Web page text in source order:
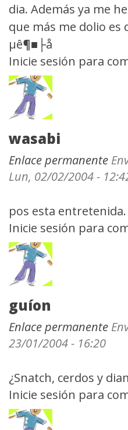
dia. Además ya me
que más me dolio es
µê¶■├å
Inicie sesión para
wasabi
Enlace permanente
Lun, 02/02/2004 -
pos esta
Inicie sesión para
guíon
Enlace permanente
23/01/2004 - 16:20
¿Snatch, cerdos y
Inicie sesión para